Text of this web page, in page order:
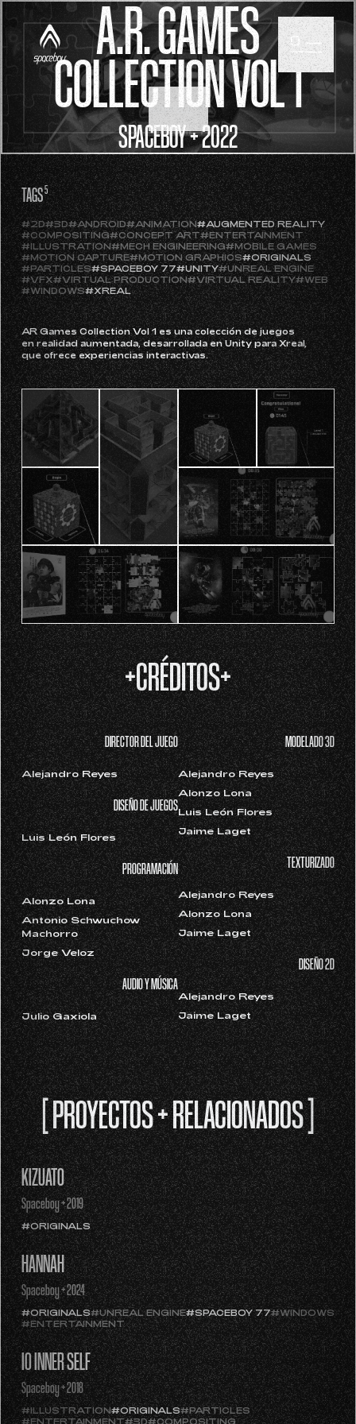
A.R. GAMES
COLLECTION VOL 1
SPACEBOY + 2022
SCROLL
TAGS5
#2D#3D#ANDROID#ANIMATION#AUGMENTED REALITY
#COMPOSITING#CONCEPT ART#ENTERTAINMENT
#ILLUSTRATION#MECH ENGINEERING#MOBILE GAMES
#MOTION CAPTURE#MOTION GRAPHICS#ORIGINALS
#PARTICLES#SPACEBOY 77 #UNITY#UNREAL ENGINE
#VFX#VIRTUAL PRODUCTION#VIRTUAL REALITY#WEB
#WINDOWS#XREAL
AR Games Collection Vol 1 es una colección de juegos
en realidad aumentada, desarrollada en Unity para Xreal,
que ofrece experiencias interactivas.
+CRÉDITOS+
DIRECTOR DEL JUEGO
Alejandro Reyes
DISEÑO DE JUEGOS
Luis León Flores
PROGRAMACIÓN
Alonzo Lona
Antonio Schwuchow
Machorro
Jorge Veloz
AUDIO Y MÚSICA
Julio Gaxiola
MODELADO 3D
Alejandro Reyes
Alonzo Lona
Luis León Flores
Jaime Laget
TEXTURIZADO
Alejandro Reyes
Alonzo Lona
Jaime Laget
DISEÑO 2D
Alejandro Reyes
Jaime Laget
[ PROYECTOS + RELACIONADOS ]
KIZUATO
Spaceboy + 2019
#ORIGINALS
HANNAH
Spaceboy + 2024
#ORIGINALS#UNREAL ENGINE#SPACEBOY 77#WINDOWS
#ENTERTAINMENT
IO INNER SELF
Spaceboy + 2018
#ILLUSTRATION#ORIGINALS#PARTICLES